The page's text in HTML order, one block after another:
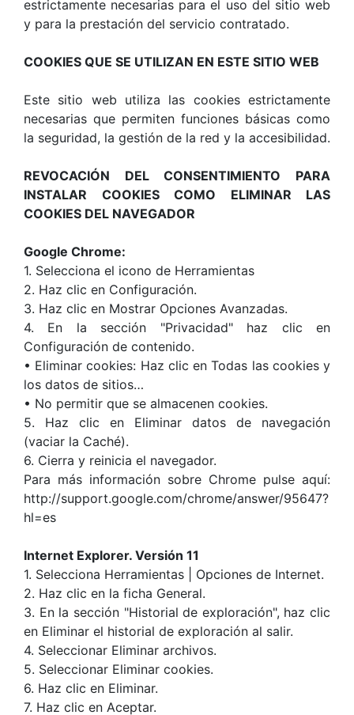
estrictamente necesarias para el uso del sitio web
y para la prestación del servicio contratado.
COOKIES QUE SE UTILIZAN EN ESTE SITIO WEB
Este sitio web utiliza las cookies estrictamente
necesarias que permiten funciones básicas como
la seguridad, la gestión de la red y la accesibilidad.
REVOCACIÓN DEL CONSENTIMIENTO PARA
INSTALAR COOKIES COMO ELIMINAR LAS
COOKIES DEL NAVEGADOR
Google Chrome:
1. Selecciona el icono de Herramientas
2. Haz clic en Configuración.
3. Haz clic en Mostrar Opciones Avanzadas.
4. En la sección "Privacidad" haz clic en
Configuración de contenido.
• Eliminar cookies: Haz clic en Todas las cookies y
los datos de sitios…
• No permitir que se almacenen cookies.
5. Haz clic en Eliminar datos de navegación
(vaciar la Caché).
6. Cierra y reinicia el navegador.
Para más información sobre Chrome pulse aquí:
http://support.google.com/chrome/answer/95647?
hl=es
Internet Explorer. Versión 11
1. Selecciona Herramientas | Opciones de Internet.
2. Haz clic en la ficha General.
3. En la sección "Historial de exploración", haz clic
en Eliminar el historial de exploración al salir.
4. Seleccionar Eliminar archivos.
5. Seleccionar Eliminar cookies.
6. Haz clic en Eliminar.
7. Haz clic en Aceptar.